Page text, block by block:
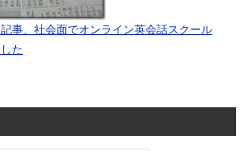
事、社会面でオンライン英会話スクール
た